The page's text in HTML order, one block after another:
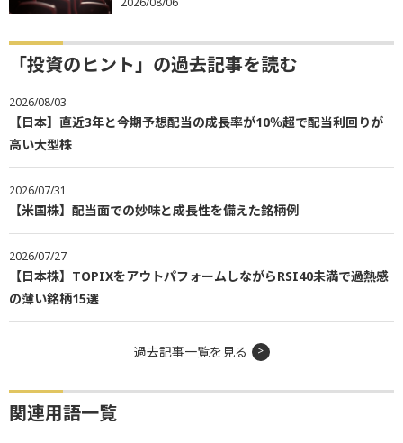
「投資のヒント」の過去記事を読む
2026/08/03
【日本】直近3年と今期予想配当の成長率が10％超で配当利回りが
高い大型株
2026/07/31
【米国株】配当面での妙味と成長性を備えた銘柄例
2026/07/27
【日本株】TOPIXをアウトパフォームしながらRSI40未満で過熱感
の薄い銘柄15選
過去記事一覧を見る
関連用語一覧